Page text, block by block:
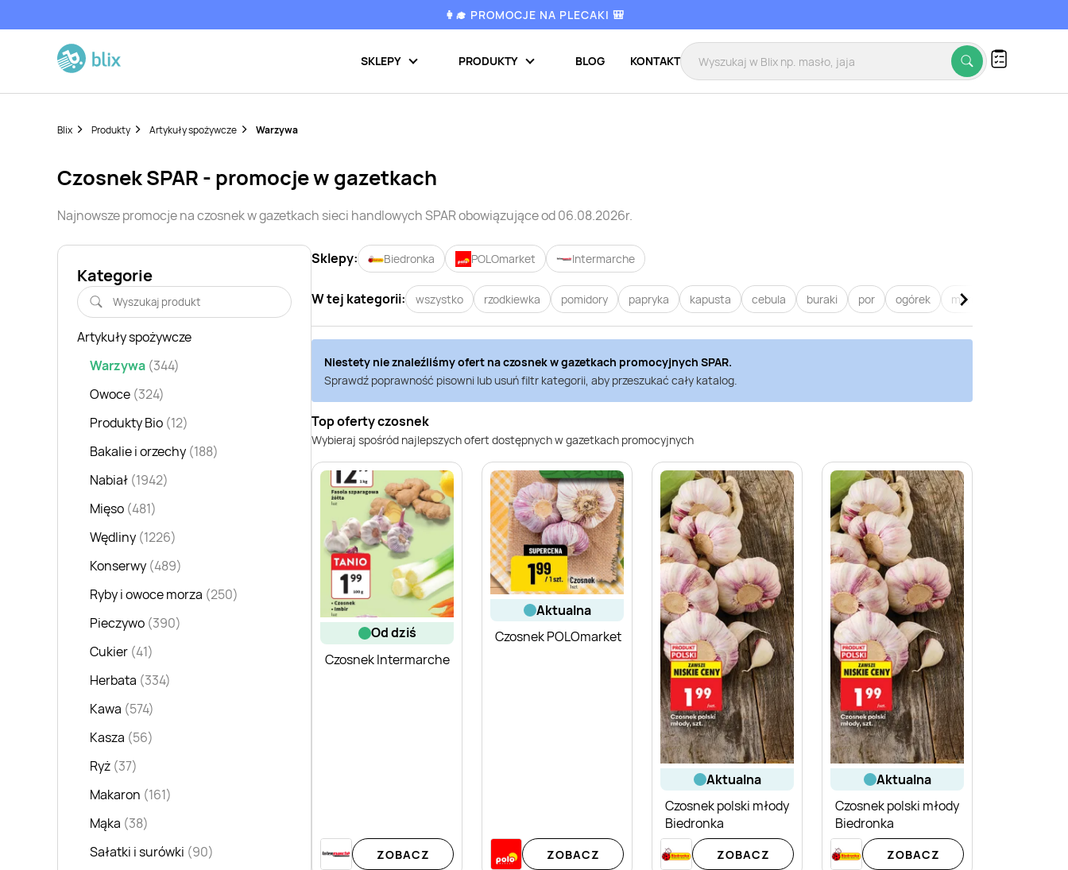
👩‍🎓 PROMOCJE NA PLECAKI 🎒
SKLEPY PRODUKTY BLOG KONTAKT
Blix Produkty Artykuły spożywcze Warzywa
czosnekSPAR - promocje w gazetkach
Najnowsze promocje naczosnekw gazetkach sieci handlowychSPARobowiązujące od 06.08.2026r.
Kategorie
Artykuły spożywcze
Warzywa (344)
Owoce (324)
Produkty Bio (12)
Bakalie i orzechy (188)
Nabiał (1942)
Mięso (481)
Wędliny (1226)
Konserwy (489)
Ryby i owoce morza (250)
Pieczywo (390)
Cukier (41)
Herbata (334)
Kawa (574)
Kasza (56)
Ryż (37)
Makaron (161)
Mąka (38)
Sałatki i surówki (90)
Sklepy: Biedronka POLOmarket Intermarche
W tej kategorii: wszystko rzodkiewka pomidory papryka kapusta cebula buraki por ogórek marchew
Niestety nie znaleźliśmy ofert naczosnekw gazetkach promocyjnych SPAR.
Sprawdź poprawność pisowni lub usuń filtr kategorii, aby przeszukać cały katalog.
Top oferty czosnek
Wybieraj spośród najlepszych ofert dostępnych w gazetkach promocyjnych
od dziś
Czosnek Intermarche
ZOBACZ
aktualna
Czosnek POLOmarket
ZOBACZ
aktualna
Czosnek polski młody
Biedronka
ZOBACZ
aktualna
Czosnek polski młody
Biedronka
ZOBACZ